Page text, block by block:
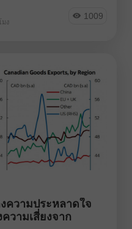
มง
1009
ความประหลาดใจ
วามเสี่ยงจาก